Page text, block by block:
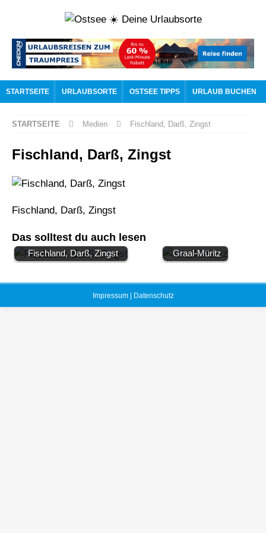
STARTSEITE URLAUBSORTE OSTSEE TIPPS URLAUB BUCHEN
STARTSEITE Medien Fischland, Darß, Zingst
Fischland, Darß, Zingst
Fischland, Darß, Zingst
Das solltest du auch lesen
Fischland, Darß, Zingst Graal-Müritz
Impressum | Datenschutz